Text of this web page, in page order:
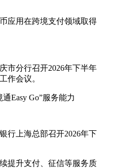
应用在跨境支付领域取得
市分行召开2026年下半年
作会议。
Easy Go”服务能力
行上海总部召开2026年下
提升支付、征信等服务质